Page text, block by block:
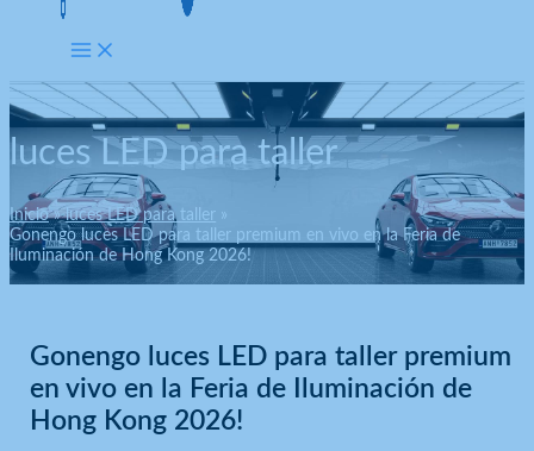
luces LED para taller
Inicio
luces LED para taller
Gonengo luces LED para taller premium en vivo en la Feria de
Iluminación de Hong Kong 2026!
Gonengo luces LED para taller premium
en vivo en la Feria de Iluminación de
Hong Kong 2026!